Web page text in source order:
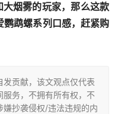
烟雾的玩家，那么这款
鹦鹉螺系列口感，赶紧购
贡献，该文观点仅代表
务，不拥有所有权，不
嫌抄袭侵权/违法违规的内